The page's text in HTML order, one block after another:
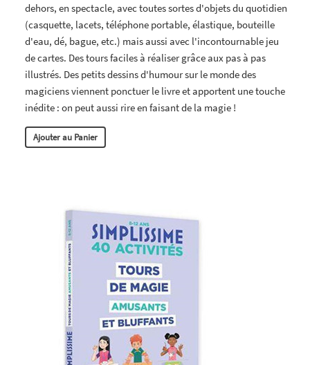
dehors, en spectacle, avec toutes sortes d'objets du quotidien
(casquette, lacets, téléphone portable, élastique, bouteille
d'eau, dé, bague, etc.) mais aussi avec l'incontournable jeu
de cartes. Des tours faciles à réaliser grâce aux pas à pas
illustrés. Des petits dessins d'humour sur le monde des
magiciens viennent ponctuer le livre et apportent une touche
inédite : on peut aussi rire en faisant de la magie !
Ajouter au Panier